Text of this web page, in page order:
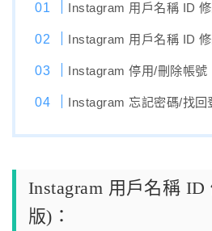
Instagram 用戶名稱 ID
Instagram 用戶名稱 ID
Instagram 停用/刪除帳號
Instagram 忘記密碼/找回
Instagram 用戶名稱
版)：